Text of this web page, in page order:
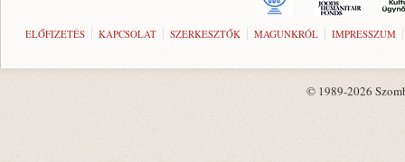
ELŐFIZETÉS KAPCSOLAT SZERKESZTŐK MAGUNKRÓL IMPRESSZUM
© 1989-2026